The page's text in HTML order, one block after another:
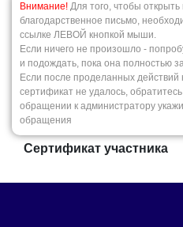
Внимание! Для того, чтобы
благодарственное письмо,
ссылке ЛЕВОЙ кнопкой мыши.
Если ничего не произошло -
и подождать, пока она полностью
Если после проделанных действий
сертификат не удалось,
обращении к администратору
обращения
Сертификат участника